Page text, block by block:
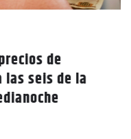
de
las seis de la